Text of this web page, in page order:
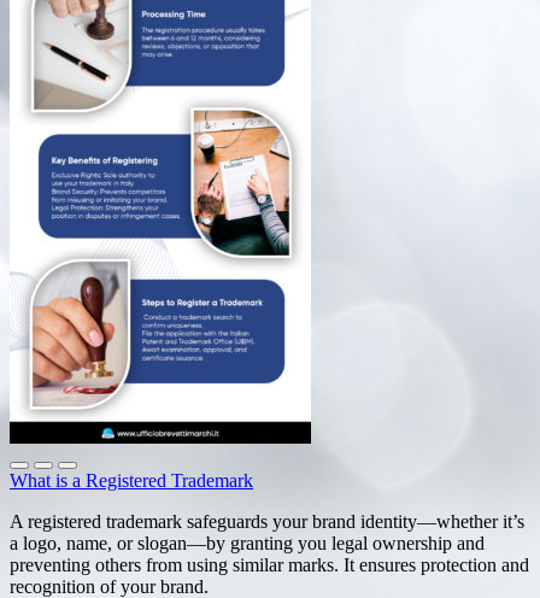
What is a Registered Trademark
A registered trademark safeguards your brand identity—whether it’s
a logo, name, or slogan—by granting you legal ownership and
preventing others from using similar marks. It ensures protection and
recognition of your brand.